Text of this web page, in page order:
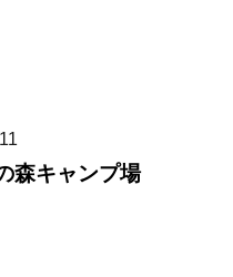
森キャンプ場